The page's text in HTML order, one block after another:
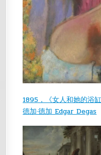
1895，《女人和她的浴
德加·德加 Edgar Degas